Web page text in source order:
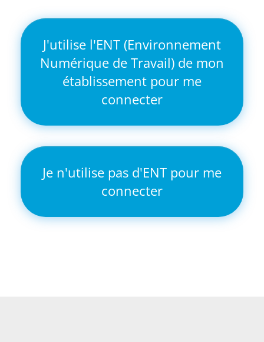
J'utilise l'ENT (Environnement
Numérique de Travail) de mon
établissement pour me
connecter
Je n'utilise pas d'ENT pour me
connecter